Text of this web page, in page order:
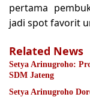
pertama
jadi spot favorit
Related News
Setya Arinugroho:
SDM Jateng
Setya Arinugroho